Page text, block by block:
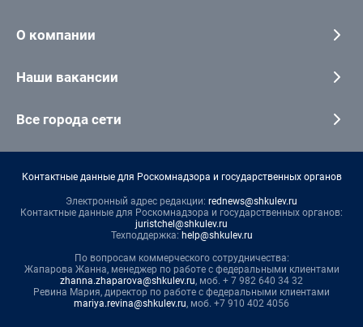
О компании
Наши вакансии
Все города сети
Контактные данные для Роскомнадзора и государственных органов
Электронный адрес редакции: rednews@shkulev.ru
Контактные данные для Роскомнадзора и государственных органов:
juristchel@shkulev.ru
Техподдержка: help@shkulev.ru
По вопросам коммерческого сотрудничества:
Жапарова Жанна, менеджер по работе с федеральными клиентами
zhanna.zhaparova@shkulev.ru, моб. + 7 982 640 34 32
Ревина Мария, директор по работе с федеральными клиентами
mariya.revina@shkulev.ru, моб. +7 910 402 4056